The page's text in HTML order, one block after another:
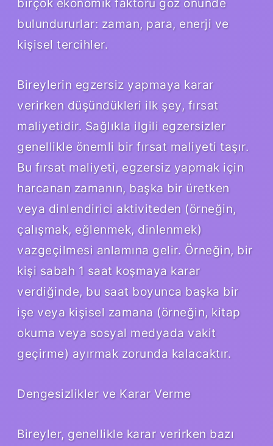
bulundururlar: zaman, para, enerji ve
kişisel tercihler.
Bireylerin egzersiz yapmaya karar
verirken düşündükleri ilk şey, fırsat
maliyetidir. Sağlıkla ilgili egzersizler
genellikle önemli bir fırsat maliyeti taşır.
Bu fırsat maliyeti, egzersiz yapmak için
harcanan zamanın, başka bir üretken
veya dinlendirici aktiviteden (örneğin,
çalışmak, eğlenmek, dinlenmek)
vazgeçilmesi anlamına gelir. Örneğin, bir
kişi sabah 1 saat koşmaya karar
verdiğinde, bu saat boyunca başka bir
işe veya kişisel zamana (örneğin, kitap
okuma veya sosyal medyada vakit
geçirme) ayırmak zorunda kalacaktır.
Dengesizlikler ve Karar Verme
Bireyler, genellikle karar verirken bazı